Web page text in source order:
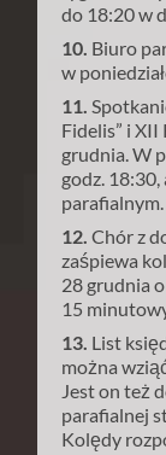
do 18:20 w
10. Biuro
w
11.
Fidelis” i
grudnia. W
godz.
parafialnym.
12. Chór z
zaśpiewa
28 grudnia
15
13. List
można
Jest on też
parafialnej
Kolędy